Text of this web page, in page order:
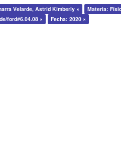
Velarde, Astrid Kimberly × Materia:
ford#6.04.08 × Fecha: 2020 ×